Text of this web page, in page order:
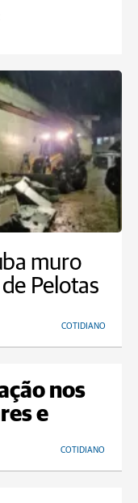
muro
Pelotas
COTIDIANO
nos
e
COTIDIANO